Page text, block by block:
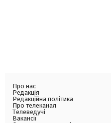
Про нас
Редакція
Редакційна політика
Про телеканал
Телеведучі
Вакансії